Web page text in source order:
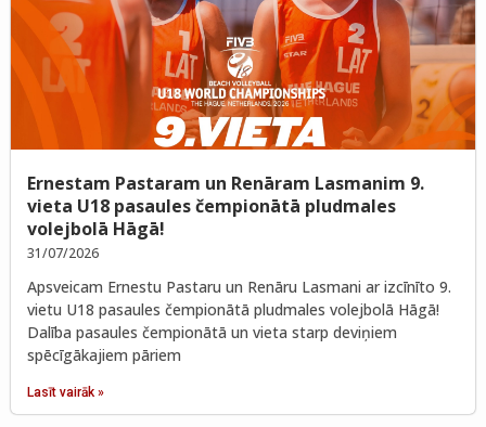
Ernestam Pastaram un Renāram Lasmanim 9.
vieta U18 pasaules čempionātā pludmales
volejbolā Hāgā!
31/07/2026
Apsveicam Ernestu Pastaru un Renāru Lasmani ar izcīnīto 9.
vietu U18 pasaules čempionātā pludmales volejbolā Hāgā!
Dalība pasaules čempionātā un vieta starp deviņiem
spēcīgākajiem pāriem
Lasīt vairāk »